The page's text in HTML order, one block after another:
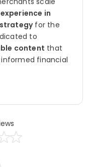
in
for the
to
content that
financial